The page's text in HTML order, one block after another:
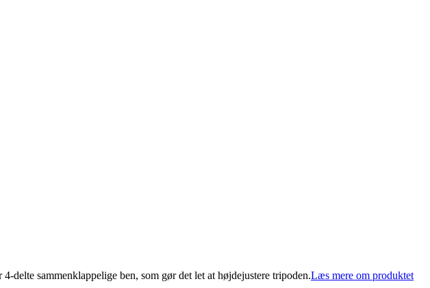
sammenklappelige ben, som gør det let at højdejustere tripoden.Læs mere om produktet